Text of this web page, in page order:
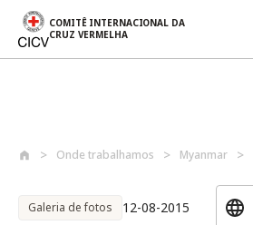
COMITÊ INTERNACIONAL DA
CRUZ VERMELHA
Onde trabalhamos Myanmar
Galeria de fotos 12-08-2015